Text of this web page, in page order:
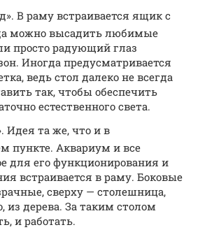
В раму встраивается ящик с
можно высадить любимые
просто радующий глаз
Иногда предусматривается
ведь стол далеко не всегда
так, чтобы обеспечить
естественного света.
Идея та же, что и в
пункте. Аквариум и все
для его функционирования и
встраивается в раму. Боковые
сверху — столешница,
из дерева. За таким столом
и работать.